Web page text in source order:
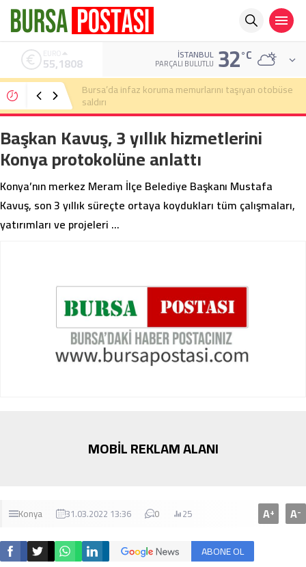
6.662,82 İSTANBUL
PARÇALI BULUTLU 32°C
Bursa’da cadde ortasında bıçaklı kavga
Başkan Kavuş, 3 yıllık hizmetlerini
Konya protokolüne anlattı
Konya’nın merkez Meram İlçe Belediye Başkanı Mustafa
Kavuş, son 3 yıllık süreçte ortaya koydukları tüm çalışmaları,
yatırımları ve projeleri …
MOBİL REKLAM ALANI
Konya 31.03.2022 13:36 0 25 A+ A-
ABONE OL